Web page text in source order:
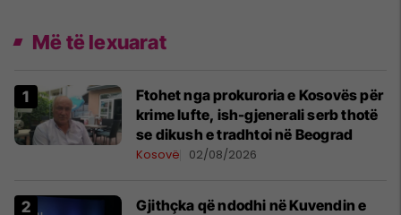
Më të lexuarat
Ftohet nga prokuroria e Kosovës për
krime lufte, ish-gjenerali serb thotë
se dikush e tradhtoi në Beograd
Kosovë 02/08/2026
Gjithçka që ndodhi në Kuvendin e